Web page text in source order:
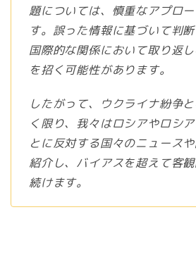
題については、慎重なアプロ
す。誤った情報に基づいて判断
国際的な関係において取り返
を招く可能性があります。
したがって、ウクライナ紛争
く限り、我々はロシアやロシ
とに反対する国々のニュース
紹介し、バイアスを超えて客
続けます。